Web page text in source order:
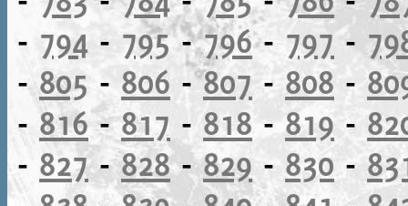
- 794 - 795-796- 797-
-805 -806 -807- 808 -
- 816-817 - 818-819 -
- 827-828-829 - 830 -